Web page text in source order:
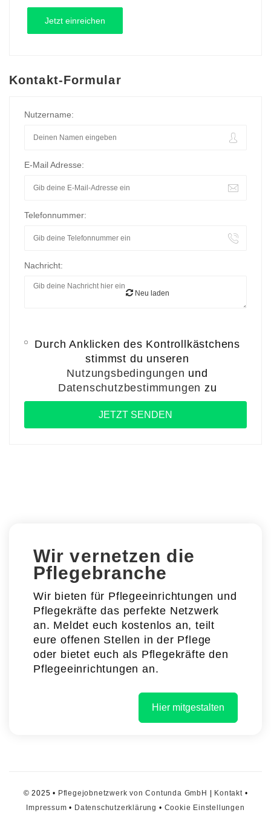
Kontakt-Formular
Nutzername:
E-Mail Adresse:
Telefonnummer:
Nachricht:
Neu laden
Durch Anklicken des Kontrollkästchens
stimmst du unseren
Nutzungsbedingungen und
Datenschutzbestimmungen zu
Wir vernetzen die
Pflegebranche
Wir bieten für Pflegeeinrichtungen und
Pflegekräfte das perfekte Netzwerk
an. Meldet euch kostenlos an, teilt
eure offenen Stellen in der Pflege
oder bietet euch als Pflegekräfte den
Pflegeeinrichtungen an.
Hier mitgestalten
© 2025 • Pflegejobnetzwerk von Contunda GmbH Kontakt•
Impressum • Datenschutzerklärung • Cookie Einstellungen